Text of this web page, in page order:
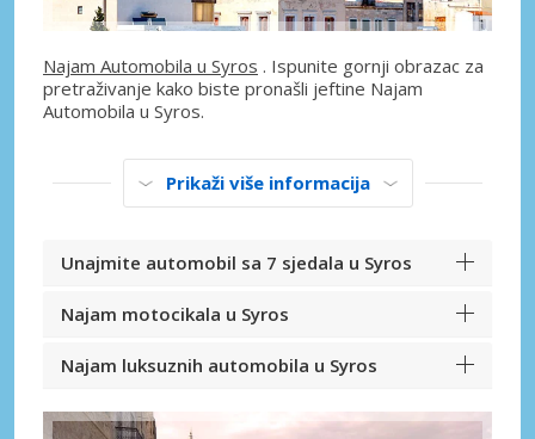
Najam Automobila u Syros . Ispunite gornji obrazac za
pretraživanje kako biste pronašli jeftine Najam
Automobila u Syros.
Prikaži više informacija
Unajmite automobil sa 7 sjedala u Syros
Najam motocikala u Syros
Najam luksuznih automobila u Syros